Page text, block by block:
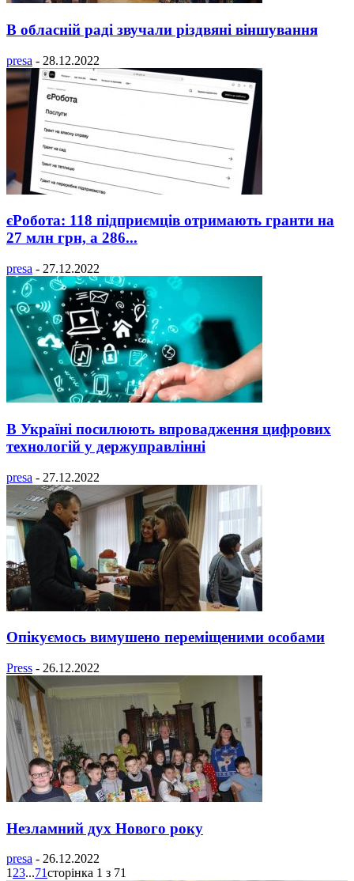
В обласній раді звучали різдвяні віншування
presa - 28.12.2022
єРобота: 118 підприємців отримають гранти на
27 млн грн, а 286...
presa - 27.12.2022
В Україні посилюють впровадження цифрових
технологій у держуправлінні
presa - 27.12.2022
Опікуємось вимушено переміщеними особами
Press - 26.12.2022
Незламний дух Нового року
presa - 26.12.2022
123...71сторінка 1 з 71